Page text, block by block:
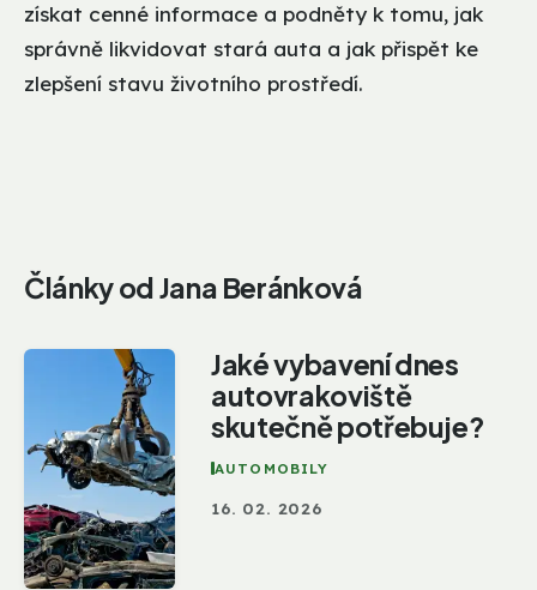
získat cenné informace a podněty k tomu, jak
správně likvidovat stará auta a jak přispět ke
zlepšení stavu životního prostředí.
Články od Jana Beránková
Jaké vybavení dnes
autovrakoviště
skutečně potřebuje?
AUTOMOBILY
16. 02. 2026